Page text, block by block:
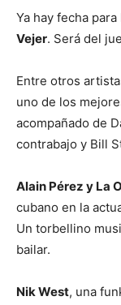
Ya hay fecha
Vejer. Será del
Entre otros
uno de los
acompañado de
contrabajo y Bill
Alain Pérez y La
cubano en la
Un torbellino
bailar.
Nik West, una